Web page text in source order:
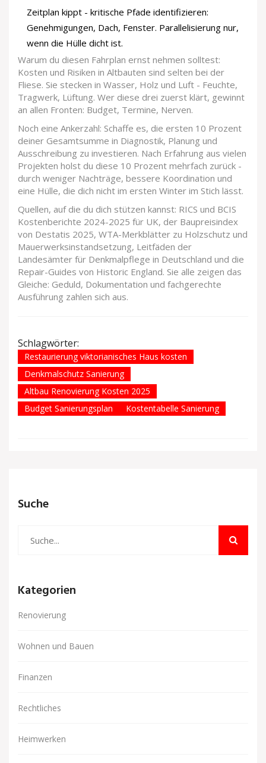
Zeitplan kippt - kritische Pfade identifizieren:
Genehmigungen, Dach, Fenster. Parallelisierung nur,
wenn die Hülle dicht ist.
Warum du diesen Fahrplan ernst nehmen solltest:
Kosten und Risiken in Altbauten sind selten bei der
Fliese. Sie stecken in Wasser, Holz und Luft - Feuchte,
Tragwerk, Lüftung. Wer diese drei zuerst klärt, gewinnt
an allen Fronten: Budget, Termine, Nerven.
Noch eine Ankerzahl: Schaffe es, die ersten 10 Prozent
deiner Gesamtsumme in Diagnostik, Planung und
Ausschreibung zu investieren. Nach Erfahrung aus vielen
Projekten holst du diese 10 Prozent mehrfach zurück -
durch weniger Nachträge, bessere Koordination und
eine Hülle, die dich nicht im ersten Winter im Stich lässt.
Quellen, auf die du dich stützen kannst: RICS und BCIS
Kostenberichte 2024-2025 für UK, der Baupreisindex
von Destatis 2025, WTA-Merkblätter zu Holzschutz und
Mauerwerksinstandsetzung, Leitfäden der
Landesämter für Denkmalpflege in Deutschland und die
Repair-Guides von Historic England. Sie alle zeigen das
Gleiche: Geduld, Dokumentation und fachgerechte
Ausführung zahlen sich aus.
Schlagwörter:
Restaurierung viktorianisches Haus kosten
Denkmalschutz Sanierung
Altbau Renovierung Kosten 2025
Budget Sanierungsplan
Kostentabelle Sanierung
Suche
Kategorien
Renovierung
Wohnen und Bauen
Finanzen
Rechtliches
Heimwerken